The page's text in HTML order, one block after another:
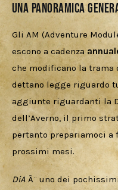
Una panoramica
Gli AM (Adventure
escono a cadenza
che modificano la
dettano legge riguardo
aggiunte riguardanti la
dell’Averno, il primo
pertanto prepariamoci
prossimi mesi.
DiA Ã¨ uno dei